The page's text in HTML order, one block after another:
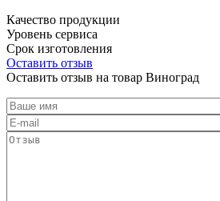
Качество продукции
Уровень сервиса
Срок изготовления
Оставить отзыв
Оставить отзыв на товар Виноград